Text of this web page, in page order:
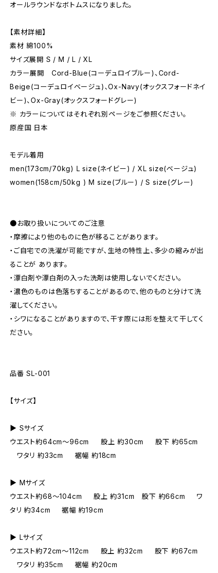
オールラウンドなボトムスになりました。
【素材詳細】
素材 綿100%
サイズ展開 S / M / L / XL
カラー展開 Cord-Blue(コーデュロイブルー)、Cord-
Beige(コーデュロイベージュ)、Ox-Navy(オックスフォードネイ
ビー)、Ox-Gray(オックスフォードグレー)
※ カラーについてはそれぞれ別ページをご参照ください。
原産国 日本
モデル着用
men(173cm/70kg) L size(ネイビー) / XL size(ベージュ)
women(158cm/50kg ) M size(ブルー) / S size(グレー)
●お取り扱いについてのご注意
・摩擦により他のものに色が移ることがあります。
・ご自宅での洗濯が可能ですが、生地の特性上、多少の縮みが出
ることが あります。
・漂白剤や漂白剤の入った洗剤は使用しないでください。
・濃色のものは色落ちすることがあるので、他のものと分けて洗
濯してください。
・シワになることがありますので、干す際には形を整えて干してく
ださい。
品番 SL-001
【サイズ】
▶︎ Sサイズ
ウエスト約64cm〜96cm 股上 約30cm 股下 約65cm
ワタリ 約33cm 裾幅 約18cm
▶︎ Mサイズ
ウエスト約68〜104cm 股上 約31cm 股下 約66cm ワ
タリ 約34cm 裾幅 約19cm
▶︎ Lサイズ
ウエスト約72cm〜112cm 股上 約32cm 股下 約67cm
ワタリ 約35cm 裾幅 約20cm